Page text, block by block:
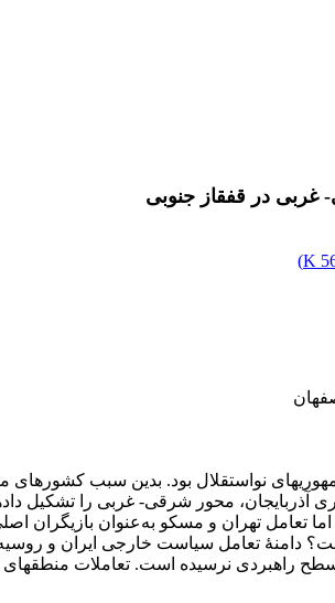
غربی در قفقاز جنوبی
)
نواستقلال بود. بدین سبب کشورهای
آذربایجان، محور شرقی- غربی را تشکیل
تعامل تهران و مسکو به‌عنوان بازیگران
دامنۀ تعامل سیاست­ خارجی ایران و
راهبردی نرسیده است. تعاملات